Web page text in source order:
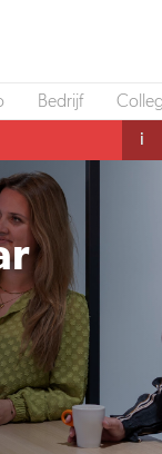
Bedrijf
i